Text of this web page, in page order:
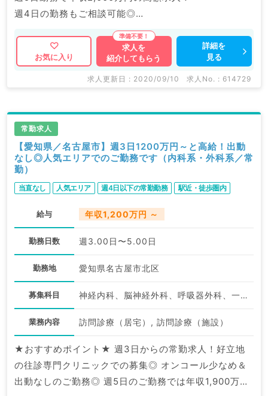
週4日の勤務もご相談可能◎
人気エリア＆駅チカのクリニックでご通勤もラクラクで
マイナビDOCTORでは病院やクリニックなどの医療機
産業医等の企業系求人も多数扱っています。
求人内容の詳細等はお気軽にお問合せ下さい。
お気に入り
求人を
紹介してもらう
詳細を
見る
求人更新日 : 2020/09/10 求人No. : 614729
常勤求人
【愛知県／名古屋市】週3日1200万円～と高給！出動
なし◎人気エリアでのご勤務です（内科系・外科系／常
勤）
当直なし 人気エリア 週4日以下の常勤勤務 駅近・徒歩圏内
給与 年収1,200万円 ～
勤務日数 週3.00日〜5.00日
勤務地 愛知県名古屋市北区
募集科目 神経内科、脳神経外科、呼吸器外科、一般内科、循環器内科、呼吸器内科、消化器内科、内分泌・代謝内科、腎臓内科、老年内科、外科系全般、一般外科、消化器外科
業務内容 訪問診療（居宅）, 訪問診療（施設）
★おすすめポイント★ 週3日からの常勤求人！好立地
の往診専門クリニックでの募集◎ オンコール少なめ＆
出動なしのご勤務◎ 週5日のご勤務では年収1,900万円